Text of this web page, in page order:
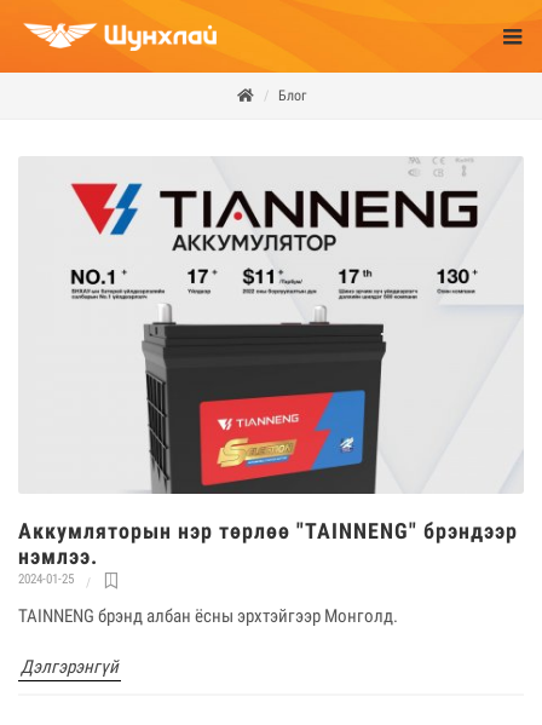
Блог
Аккумляторын нэр төрлөө "TAINNENG" брэндээр
нэмлээ.
2024-01-25
TAINNENG брэнд албан ёсны эрхтэйгээр Монголд.
Дэлгэрэнгүй